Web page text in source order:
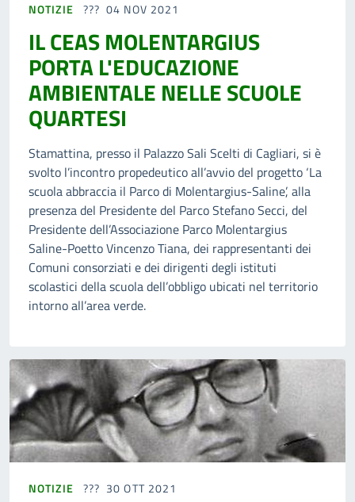
NOTIZIE 04 NOV 2021
IL CEAS MOLENTARGIUS
PORTA L'EDUCAZIONE
AMBIENTALE NELLE SCUOLE
QUARTESI
Stamattina, presso il Palazzo Sali Scelti di Cagliari, si è
svolto l’incontro propedeutico all’avvio del progetto ‘La
scuola abbraccia il Parco di Molentargius-Saline’, alla
presenza del Presidente del Parco Stefano Secci, del
Presidente dell’Associazione Parco Molentargius
Saline-Poetto Vincenzo Tiana, dei rappresentanti dei
Comuni consorziati e dei dirigenti degli istituti
scolastici della scuola dell’obbligo ubicati nel territorio
intorno all’area verde.
NOTIZIE 30 OTT 2021